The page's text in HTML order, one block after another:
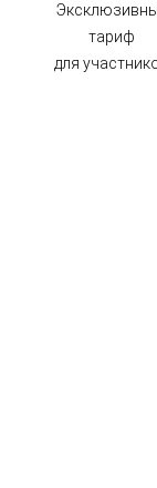
тариф
для